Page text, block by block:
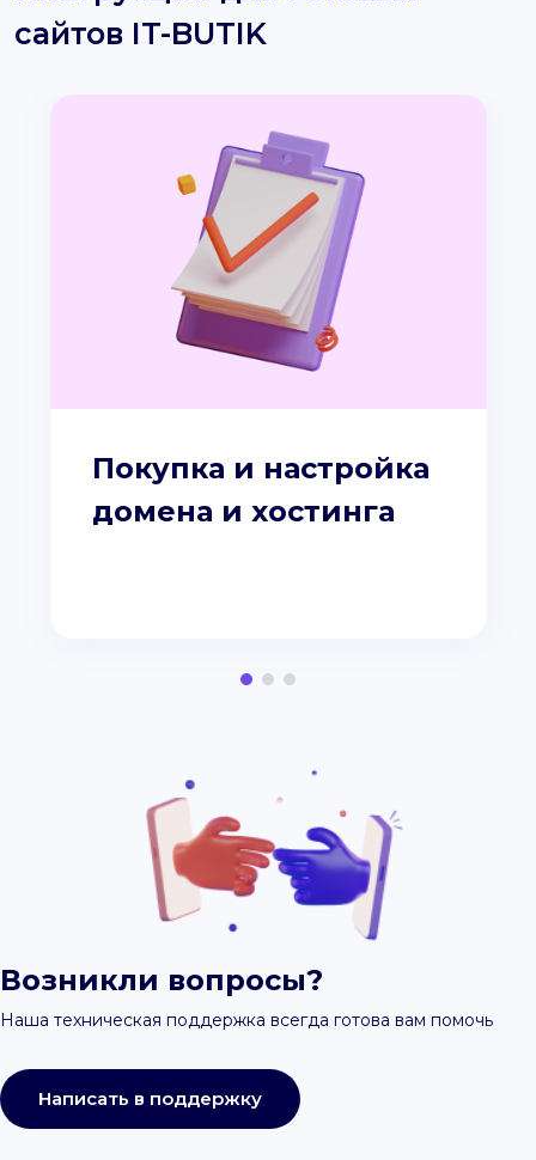
сайтов IT-BUTIK
Покупка и настройка
домена и хостинга
Возникли вопросы?
Наша техническая поддержка всегда готова вам помочь
Написать в поддержку